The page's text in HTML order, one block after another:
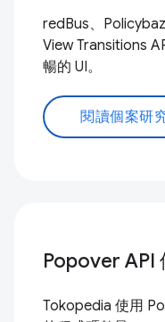
redBus、
View Transitions
暢的 UI。
閱讀個案研
Popover API
Tokopedia 使用